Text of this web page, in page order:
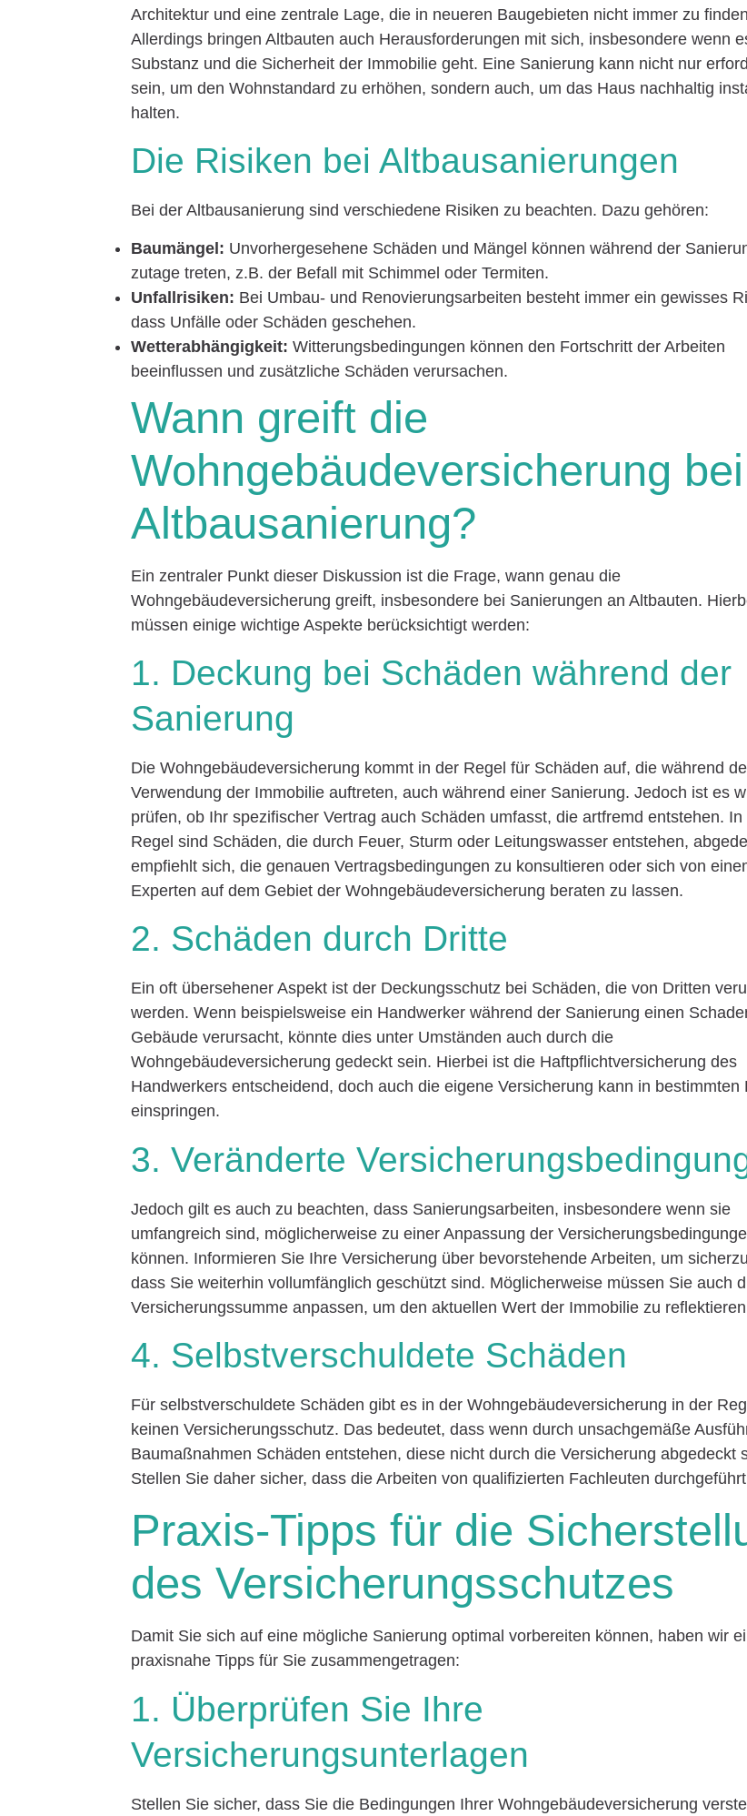
Architektur und eine zentrale Lage, die in neueren Baugebieten nicht immer zu
Allerdings bringen Altbauten auch Herausforderungen mit sich, insbesondere wenn
Substanz und die Sicherheit der Immobilie geht. Eine Sanierung kann nicht nur
sein, um den Wohnstandard zu erhöhen, sondern auch, um das Haus nachhaltig
halten.
Die Risiken bei Altbausanierungen
Bei der Altbausanierung sind verschiedene Risiken zu beachten. Dazu gehören:
Baumängel: Unvorhergesehene Schäden und Mängel können während der
zutage treten, z.B. der Befall mit Schimmel oder Termiten.
Unfallrisiken: Bei Umbau- und Renovierungsarbeiten besteht immer ein gewisses
dass Unfälle oder Schäden geschehen.
Wetterabhängigkeit: Witterungsbedingungen können den Fortschritt der Arbeiten
beeinflussen und zusätzliche Schäden verursachen.
Wann greift die
Wohngebäudeversicherung bei
Altbausanierung?
Ein zentraler Punkt dieser Diskussion ist die Frage, wann genau die
Wohngebäudeversicherung greift, insbesondere bei Sanierungen an Altbauten.
müssen einige wichtige Aspekte berücksichtigt werden:
1. Deckung bei Schäden während der
Sanierung
Die Wohngebäudeversicherung kommt in der Regel für Schäden auf, die während
Verwendung der Immobilie auftreten, auch während einer Sanierung. Jedoch ist es
prüfen, ob Ihr spezifischer Vertrag auch Schäden umfasst, die artfremd entstehen. In
Regel sind Schäden, die durch Feuer, Sturm oder Leitungswasser entstehen,
empfiehlt sich, die genauen Vertragsbedingungen zu konsultieren oder sich von
Experten auf dem Gebiet der Wohngebäudeversicherung beraten zu lassen.
2. Schäden durch Dritte
Ein oft übersehener Aspekt ist der Deckungsschutz bei Schäden, die von Dritten
werden. Wenn beispielsweise ein Handwerker während der Sanierung einen
Gebäude verursacht, könnte dies unter Umständen auch durch die
Wohngebäudeversicherung gedeckt sein. Hierbei ist die Haftpflichtversicherung des
Handwerkers entscheidend, doch auch die eigene Versicherung kann in bestimmten
einspringen.
3. Veränderte
Jedoch gilt es auch zu beachten, dass Sanierungsarbeiten, insbesondere wenn sie
umfangreich sind, möglicherweise zu einer Anpassung der
können. Informieren Sie Ihre Versicherung über bevorstehende Arbeiten, um
dass Sie weiterhin vollumfänglich geschützt sind. Möglicherweise müssen Sie auch
Versicherungssumme anpassen, um den aktuellen Wert der Immobilie zu
4. Selbstverschuldete Schäden
Für selbstverschuldete Schäden gibt es in der Wohngebäudeversicherung in der
keinen Versicherungsschutz. Das bedeutet, dass wenn durch unsachgemäße
Baumaßnahmen Schäden entstehen, diese nicht durch die Versicherung abgedeckt
Stellen Sie daher sicher, dass die Arbeiten von qualifizierten Fachleuten
Praxis-Tipps für die
des Versicherungsschutzes
Damit Sie sich auf eine mögliche Sanierung optimal vorbereiten können, haben wir
praxisnahe Tipps für Sie zusammengetragen:
1. Überprüfen Sie Ihre
Versicherungsunterlagen
Stellen Sie sicher, dass Sie die Bedingungen Ihrer Wohngebäudeversicherung